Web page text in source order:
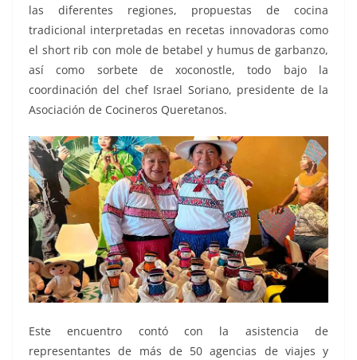
las diferentes regiones, propuestas de cocina
tradicional interpretadas en recetas innovadoras como
el short rib con mole de betabel y humus de garbanzo,
así como sorbete de xoconostle, todo bajo la
coordinación del chef Israel Soriano, presidente de la
Asociación de Cocineros Queretanos.
Este encuentro contó con la asistencia de
representantes de más de 50 agencias de viajes y